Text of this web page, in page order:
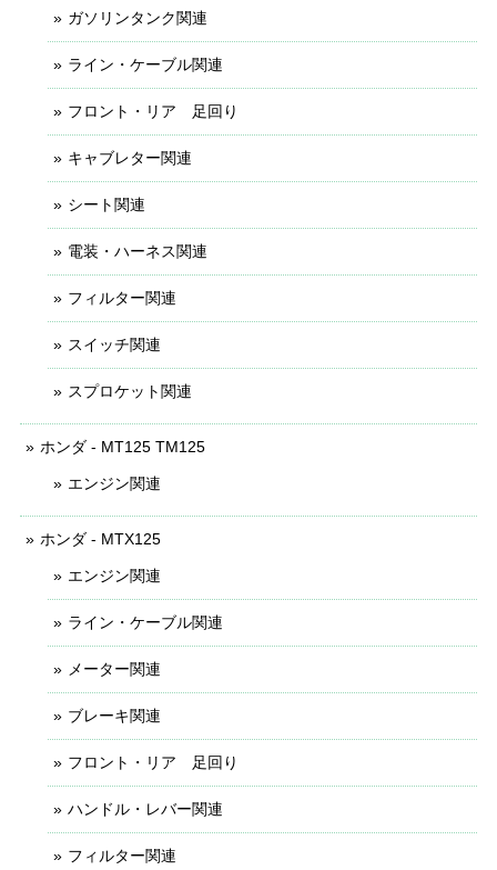
ガソリンタンク関連
ライン・ケーブル関連
フロント・リア 足回り
キャブレター関連
シート関連
電装・ハーネス関連
フィルター関連
スイッチ関連
スプロケット関連
ホンダ - MT125 TM125
エンジン関連
ホンダ - MTX125
エンジン関連
ライン・ケーブル関連
メーター関連
ブレーキ関連
フロント・リア 足回り
ハンドル・レバー関連
フィルター関連